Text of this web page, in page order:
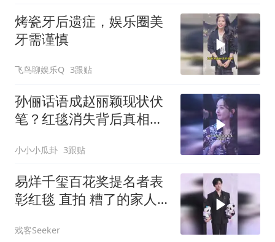
烤瓷牙后遗症，娱乐圈美
牙需谨慎
飞鸟聊娱乐Q 3跟贴
孙俪话语成赵丽颖现状伏
笔？红毯消失背后真相为
小小小瓜卦 3跟贴
易烊千玺百花奖提名者表
彰红毯 直拍 糟了的家人
戏客Seeker